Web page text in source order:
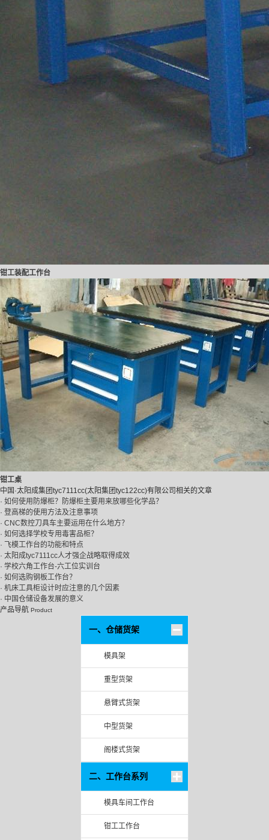
钳工装配工作台
钳工桌
中国·太阳成集团tyc7111cc(太阳集团tyc122cc)有限公司相关的文章
· 如何使用防爆柜？防爆柜主要用来放哪些化学品？
· 登高梯的使用方法及注意事项
· CNC数控刀具车主要运用在什么地方？
· 如何选择学校专用毒害品柜？
· 飞模工作台的功能和特点
· 太阳成tyc7111cc人才强企战略取得成效
· 学校六角工作台-六工位实训台
· 如何选购钢板工作台？
· 机床工具柜设计时应注意的几个因素
· 中国仓储设备发展的意义
产品导航 Product
一、仓储货架
模具架
重型货架
悬臂式货架
中型货架
阁楼式货架
二、工作台系列
模具车间工作台
钳工工作台